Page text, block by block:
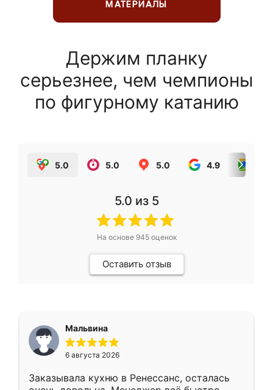
МАТЕРИАЛЫ
Держим планку
серьезнее, чем чемпионы
по фигурному катанию
5.0 5.0 5.0 4.9
5.0 из 5
На основе 945оценок
Оставить отзыв
Мальвина
6 августа 2026
Заказывала кухню в Ренессанс, осталась